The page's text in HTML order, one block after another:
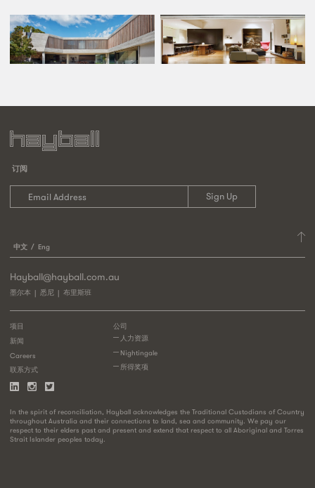
订阅
中文 Eng
Hayball@hayball.com.au
墨尔本 悉尼 布里斯班
公司
人力资源
Nightingale
所得奖项
项目
新闻
Careers
联系方式
In the spirit of reconciliation, Hayball acknowledges the Traditional Custodians of Country
throughout Australia and their connections to land, sea and community. We pay our
respect to their elders past and present and extend that respect to all Aboriginal and Torres
Strait Islander peoples today.